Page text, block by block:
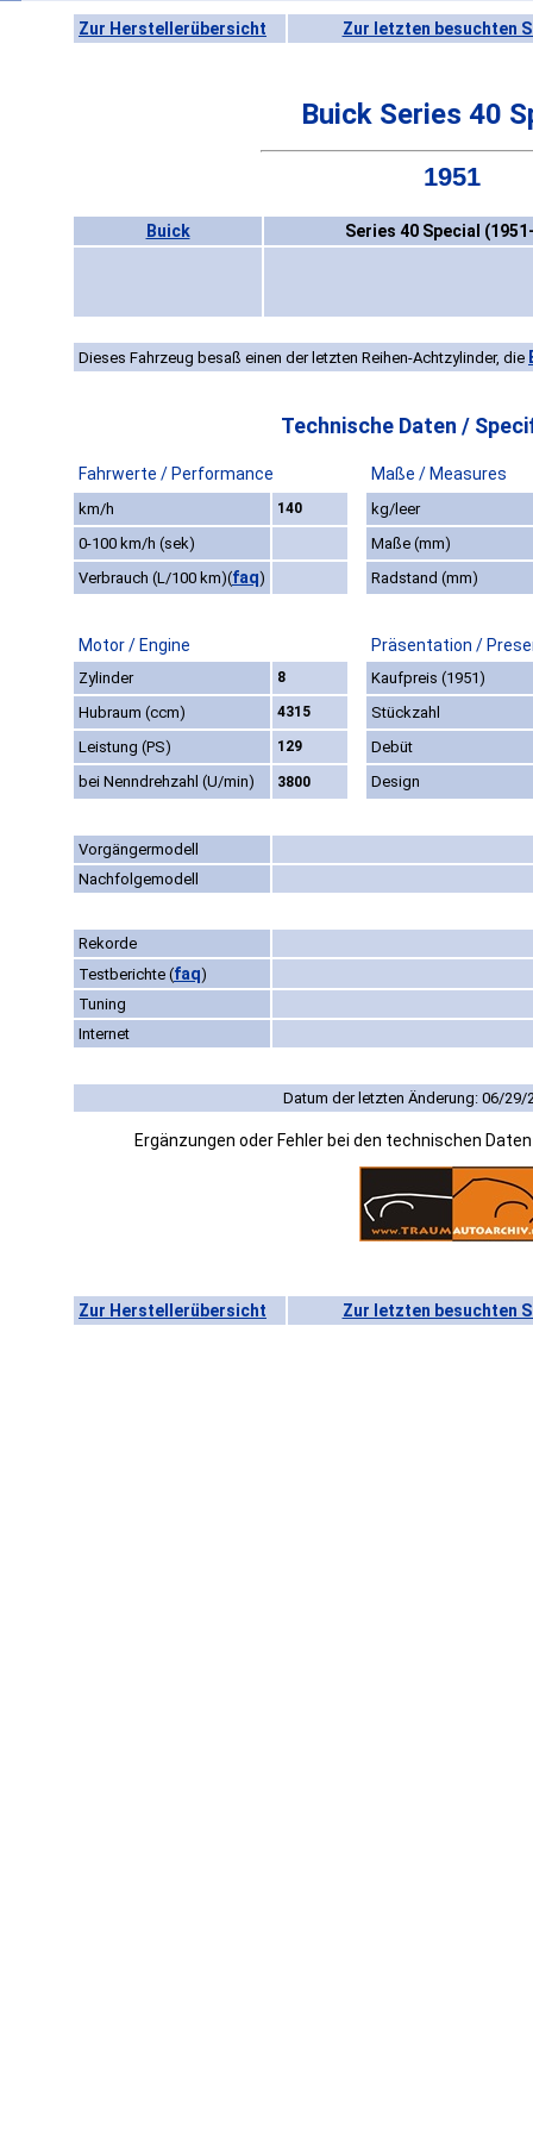
Zur Herstellerübersicht Zur letzten besuchten
Buick Series 40
1951
Buick Series 40 Special
Dieses Fahrzeug besaß einen der letzten Reihen-Achtzylinder, die
Technische Daten /
Fahrwerte / Performance Maße / Measures
km/h 140
kg/leer
0-100 km/h (sek)
Maße (mm)
Verbrauch (L/100 km)(faq) Radstand (mm)
Motor / Engine Präsentation /
Zylinder 8
Kaufpreis (1951)
Hubraum (ccm)
4315
Stückzahl
Leistung (PS)
129
Debüt
bei Nenndrehzahl (U/min)
3800 Design
Vorgängermodell
Nachfolgemodell
Rekorde
Testberichte (faq)
Tuning
Internet
Datum der letzten Änderung: 06/29/
Ergänzungen oder Fehler bei den technischen
Zur Herstellerübersicht Zur letzten besuchten